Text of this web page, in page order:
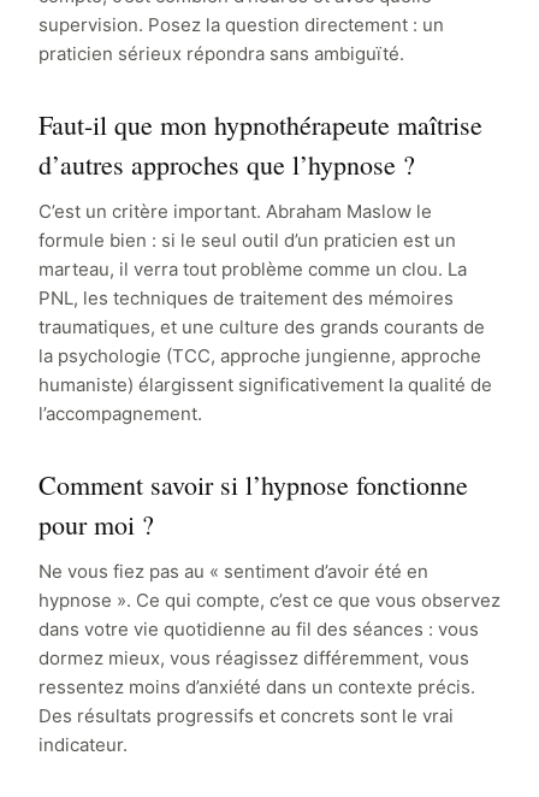
supervision. Posez la question directement : un
praticien sérieux répondra sans ambiguïté.
Faut-il que mon hypnothérapeute maîtrise
d’autres approches que l’hypnose ?
C’est un critère important. Abraham Maslow le
formule bien : si le seul outil d’un praticien est un
marteau, il verra tout problème comme un clou. La
PNL, les techniques de traitement des mémoires
traumatiques, et une culture des grands courants de
la psychologie (TCC, approche jungienne, approche
humaniste) élargissent significativement la qualité de
l’accompagnement.
Comment savoir si l’hypnose fonctionne
pour moi ?
Ne vous fiez pas au « sentiment d’avoir été en
hypnose ». Ce qui compte, c’est ce que vous observez
dans votre vie quotidienne au fil des séances : vous
dormez mieux, vous réagissez différemment, vous
ressentez moins d’anxiété dans un contexte précis.
Des résultats progressifs et concrets sont le vrai
indicateur.